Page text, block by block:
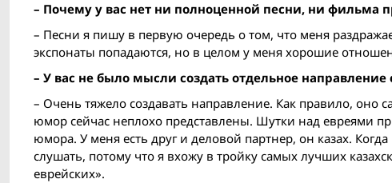
– Почему у вас нет ни полноценной песни, ни фильма
– Песни я пишу в первую очередь о том, что меня
экспонаты попадаются, но в целом у меня хорошие
– У вас не было мысли создать отдельное направление
– Очень тяжело создавать направление. Как правило, оно
юмор сейчас неплохо представлены. Шутки над евреями
юмора. У меня есть друг и деловой парт­нер, он казах.
слушать, потому что я вхожу в тройку самых лучших
еврейских».